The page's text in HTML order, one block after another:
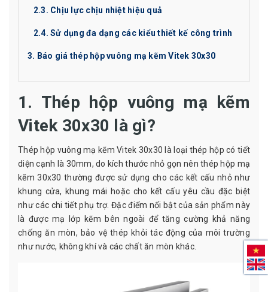
2.3. Chịu lực chịu nhiệt hiệu quả
2.4. Sử dụng đa dạng các kiểu thiết kế công trình
3. Báo giá thép hộp vuông mạ kẽm Vitek 30x30
1. Thép hộp vuông mạ kẽm
Vitek 30x30 là gì?
Thép hộp vuông mạ kẽm Vitek 30x30 là loại thép hộp có tiết
diện cạnh là 30mm, do kích thước nhỏ gọn nên thép hộp mạ
kẽm 30x30 thường được sử dụng cho các kết cấu nhỏ như
khung cửa, khung mái hoặc cho kết cấu yêu cầu đặc biệt
như các chi tiết phụ trợ. Đặc điểm nổi bật của sản phẩm này
là được mạ lớp kẽm bên ngoài để tăng cường khả năng
chống ăn mòn, bảo vệ thép khỏi tác động của môi trường
như nước, không khí và các chất ăn mòn khác.